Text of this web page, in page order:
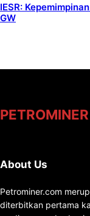
IESR:
GW
PETROMINER
About Us
Petrominer.com
diterbitkan pertama